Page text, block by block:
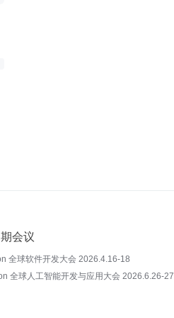
会议
全球软件开发大会 2026.4.16-18
全球人工智能开发与应用大会 2026.6.26-27